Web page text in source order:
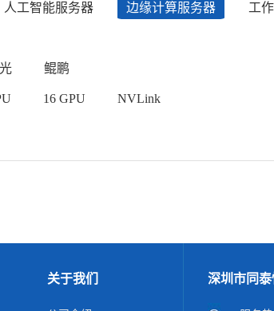
人工智能服务器 边缘计算服务器 工
鲲鹏
16 GPU NVLink
关于我们 深圳市同